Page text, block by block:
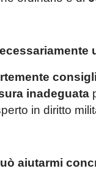
inadeguata
in diritto
aiutarmi